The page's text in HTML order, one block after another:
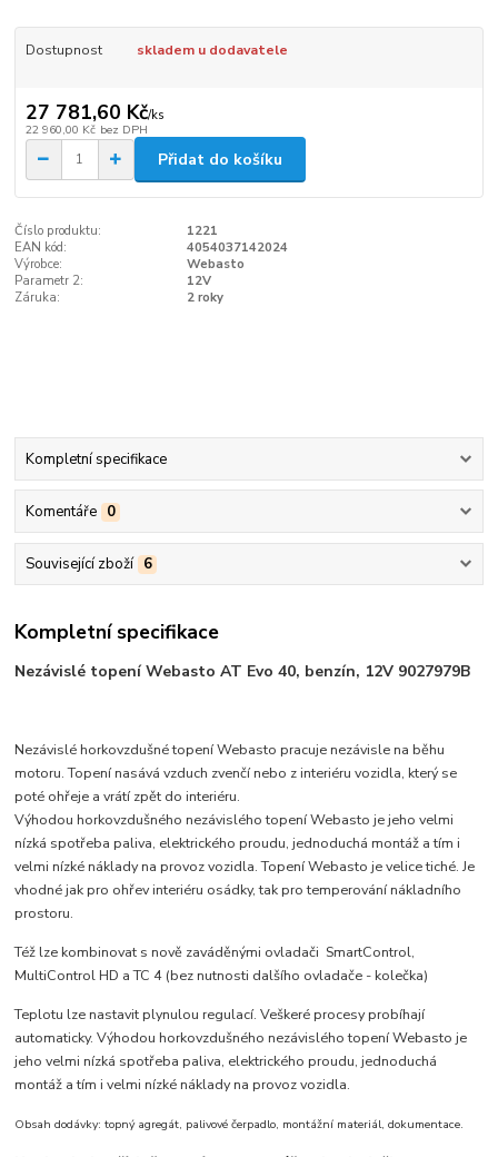
Dostupnost skladem u dodavatele
27 781,60 Kč/ks
22 960,00 Kč bez DPH
Přidat do košíku
Číslo produktu:
1221
EAN kód:
4054037142024
Výrobce:
Webasto
Parametr 2:
12V
Záruka:
2 roky
Kompletní specifikace
Komentáře 0
Související zboží 6
Kompletní specifikace
Nezávislé topení Webasto AT Evo 40, benzín, 12V 9027979B
Nezávislé horkovzdušné topení Webasto pracuje nezávisle na běhu
motoru. Topení nasává vzduch zvenčí nebo z interiéru vozidla, který se
poté ohřeje a vrátí zpět do interiéru.
Výhodou horkovzdušného nezávislého topení Webasto je jeho velmi
nízká spotřeba paliva, elektrického proudu, jednoduchá montáž a tím i
velmi nízké náklady na provoz vozidla. Topení Webasto je velice tiché. Je
vhodné jak pro ohřev interiéru osádky, tak pro temperování nákladního
prostoru.
Též lze kombinovat s nově zaváděnými ovladači SmartControl,
MultiControl HD a TC 4 (bez nutnosti dalšího ovladače - kolečka)
Teplotu lze nastavit plynulou regulací. Veškeré procesy probíhají
automaticky. Výhodou horkovzdušného nezávislého topení Webasto je
jeho velmi nízká spotřeba paliva, elektrického proudu, jednoduchá
montáž a tím i velmi nízké náklady na provoz vozidla.
Obsah dodávky: topný agregát, palivové čerpadlo, montážní materiál, dokumentace.